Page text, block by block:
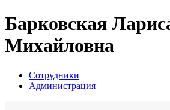
Барковская
Михайловна
Сотрудники
Администрация